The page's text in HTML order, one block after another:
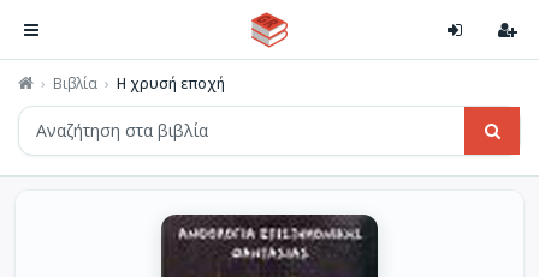
Βιβλία Η χρυσή εποχή